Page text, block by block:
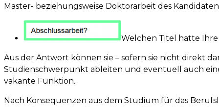
Master- beziehungsweise Doktorarbeit des
Welchen Titel hatte Ihre
Aus der Antwort können sie – sofern sie nicht direkt
Studienschwerpunkt ableiten und eventuell auch
vakante Funktion.
Nach Konsequenzen aus dem Studium für das